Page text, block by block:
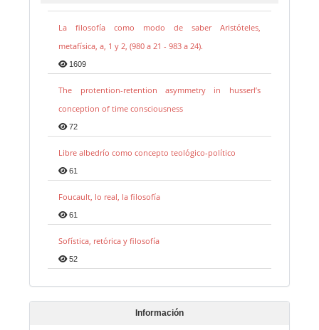
La filosofía como modo de saber Aristóteles,
metafísica, a, 1 y 2, (980 a 21 - 983 a 24).
1609
The protention-retention asymmetry in husserl’s
conception of time consciousness
72
Libre albedrío como concepto teológico-político
61
Foucault, lo real, la filosofía
61
Sofística, retórica y filosofía
52
Información